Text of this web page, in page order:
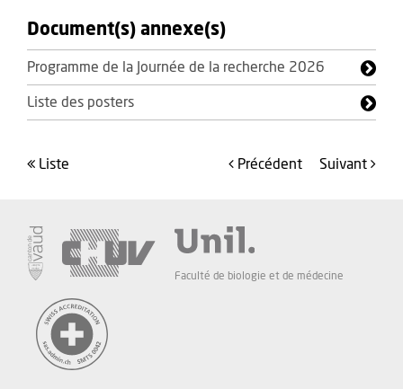
Document(s) annexe(s)
Programme de la Journée de la recherche 2026
Liste des posters
liste précédent suivant
Faculté de biologie et de médecine